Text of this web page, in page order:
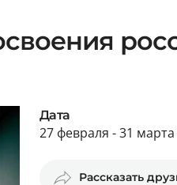
Дата
27 февраля - 31 марта
Рассказать